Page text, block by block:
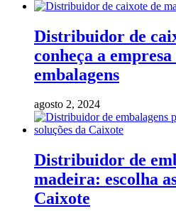
Distribuidor de
conheça a
embalagens
agosto 2, 2024
Distribuidor de
madeira: escolha
Caixote